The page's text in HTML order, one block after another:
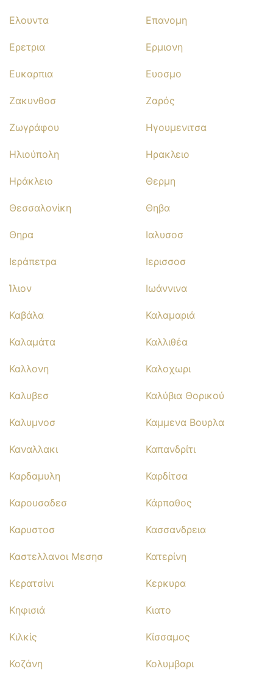
Ελουντα Επανομη
Ερετρια Ερμιονη
Ευκαρπια Ευοσμο
Ζακυνθοσ Ζαρός
Ζωγράφου Ηγουμενιτσα
Ηλιούπολη Ηρακλειο
Ηράκλειο Θερμη
Θεσσαλονίκη Θηβα
Θηρα Ιαλυσοσ
Ιεράπετρα Ιερισσοσ
Ίλιον Ιωάννινα
Καβάλα Καλαμαριά
Καλαμάτα Καλλιθέα
Καλλονη Καλοχωρι
Καλυβεσ Καλύβια Θορικού
Καλυμνοσ Καμμενα Βουρλα
Καναλλακι Καπανδρίτι
Καρδαμυλη Καρδίτσα
Καρουσαδεσ Κάρπαθος
Καρυστοσ Κασσανδρεια
Καστελλανοι Μεσησ Κατερίνη
Κερατσίνι Κερκυρα
Κηφισιά Κιατο
Κιλκίς Κίσσαμος
Κοζάνη Κολυμβαρι